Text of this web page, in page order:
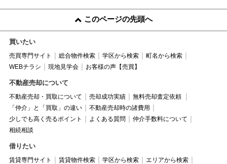
このページの先頭へ
買いたい
売買専門サイト 総合物件検索 学区から検索
町名から検索
WEBチラシ
現地見学会 お客様の声【売買】
不動産売却について
不動産売却・買取について 売却成功実績
無料売却査定依頼
「仲介」と「買取」の違い
不動産売却時の諸費用
少しでも高く売るポイント
よくある質問
仲介手数料について
相続相談
借りたい
賃貸専門サイト 賃貸物件検索 学区から検索
エリアから検索